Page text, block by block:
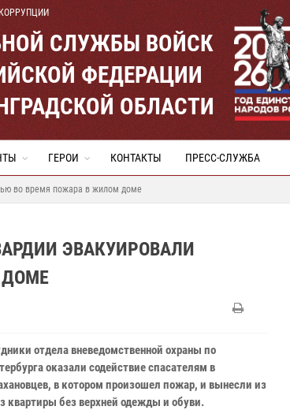
СЛУЖБЫ ВОЙСК
ФЕДЕРАЦИИ
ОБЛАСТИ
ГЕРОИ КОНТАКТЫ ПРЕСС-СЛУЖБА
во время пожара в жилом доме
ЭВАКУИРОВАЛИ
отдела вневедомственной охраны по
оказали содействие спасателям в
в котором произошел пожар, и вынесли из
квартиры без верхней одежды и обуви.